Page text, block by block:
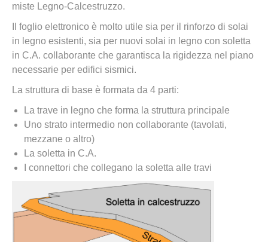
miste Legno-Calcestruzzo.
Il foglio elettronico è molto utile sia per il rinforzo di solai
in legno esistenti, sia per nuovi solai in legno con soletta
in C.A. collaborante che garantisca la rigidezza nel piano
necessarie per edifici sismici.
La struttura di base è formata da 4 parti:
La trave in legno che forma la struttura principale
Uno strato intermedio non collaborante (tavolati,
mezzane o altro)
La soletta in C.A.
I connettori che collegano la soletta alle travi